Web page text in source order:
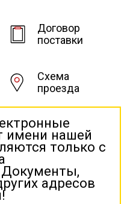
Договор
поставки
Схема
проезда
имени нашей
только с
Документы,
адресов